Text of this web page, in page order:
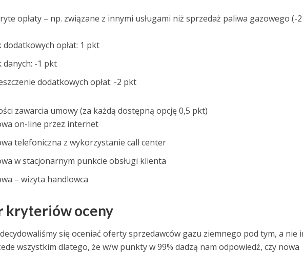
opłaty – np. związane z innymi usługami niż sprzedaż paliwa gazowego (-
dodatkowych opłat: 1 pkt
danych: -1 pkt
dodatkowych opłat: -2 pkt
zawarcia umowy (za każdą dostępną opcję 0,5 pkt)
on-line przez internet
telefoniczna z wykorzystanie call center
w stacjonarnym punkcie obsługi klienta
– wizyta handlowca
kryteriów oceny
się oceniać oferty sprzedawców gazu ziemnego pod tym, a nie
wszystkim dlatego, że w/w punkty w 99% dadzą nam odpowiedź, czy nowa